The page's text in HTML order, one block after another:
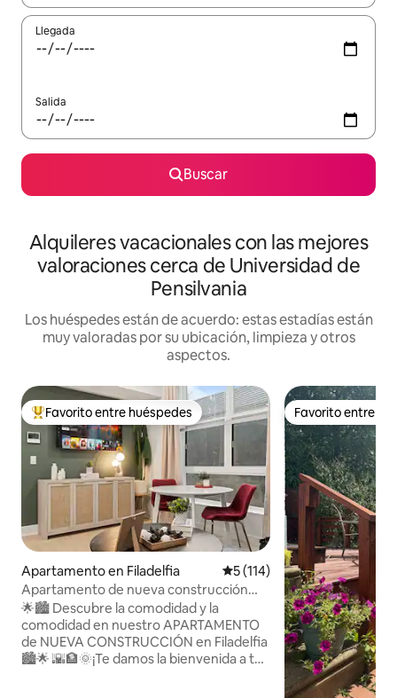
Llegada
Salida
Buscar
Alquileres vacacionales con las mejores
valoraciones cerca de Universidad de
Pensilvania
Los huéspedes están de acuerdo: estas estadías están
muy valoradas por su ubicación, limpieza y otros
aspectos.
Favorito entre huéspedes preferido
Favorito entre huéspedes
Apartamento en Filadelfia Calificación promedio: 5 de
5 (114)
Apartamento de nueva construcción
cerca del centro con cocina completa y
lavandería
🌟🏙️ Descubre la comodidad y la
comodidad en nuestro APARTAMENTO
de NUEVA CONSTRUCCIÓN en Filadelfia
🏙️🌟 🌇🏦🌞¡Te damos la bienvenida a tu
Favorito entre
Favorito entre